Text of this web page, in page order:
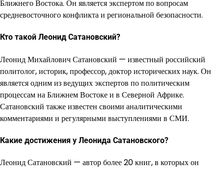
Ближнего Востока. Он является экспертом по вопросам
средневосточного конфликта и региональной безопасности.
Кто такой Леонид Сатановский?
Леонид Михайлович Сатановский — известный российский
политолог, историк, профессор, доктор исторических наук. Он
является одним из ведущих экспертов по политическим
процессам на Ближнем Востоке и в Северной Африке.
Сатановский также известен своими аналитическими
комментариями и регулярными выступлениями в СМИ.
Какие достижения у Леонида Сатановского?
Леонид Сатановский — автор более 20 книг, в которых он